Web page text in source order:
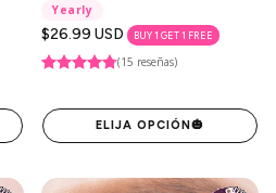
Yearly
Precio
regular
$26.99 USD BUY 1 GET 1 FREE
(15 reseñas)
ELIJA OPCIÓN🎃